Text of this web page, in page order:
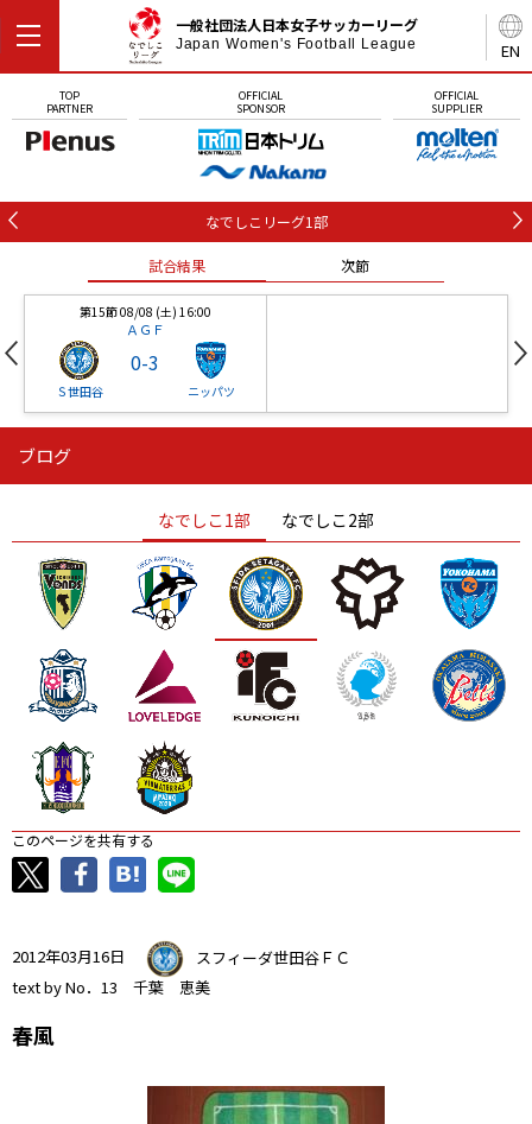
EN
一般社団法人日本女子サッカーリーグ
Japan Women's Football League
TOP
PARTNER
OFFICIAL
SPONSOR
OFFICIAL
SUPPLIER
なでしこリーグ1部
試合結果 次節
第15節 08/08 (土) 16:00
ＡＧＦ
Ｓ世田谷
0-3
ニッパツ
ニッパツ
ニッパツ 名古屋
石人の星
静岡 愛媛Ｌ
ブログ
なでしこ1部 なでしこ2部
このページを共有する
2012年03月16日
スフィーダ世田谷ＦＣ
text by No．13 千葉 恵美
春風